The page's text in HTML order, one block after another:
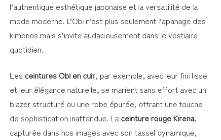
l’authentique esthétique japonaise et la versatilité de la
mode moderne. L’Obi n’est plus seulement l’apanage des
kimonos mais s’invite audacieusement dans le vestiaire
quotidien.
Les ceintures Obi en cuir, par exemple, avec leur fini lisse
et leur élégance naturelle, se marient sans effort avec un
blazer structuré ou une robe épurée, offrant une touche
de sophistication inattendue. La ceinture rouge Kirena,
capturée dans nos images avec son tassel dynamique,